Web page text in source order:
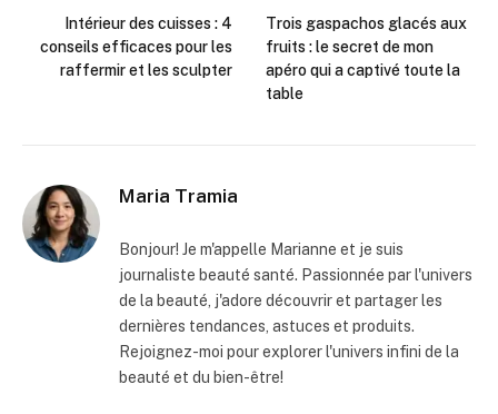
Intérieur des cuisses : 4
conseils efficaces pour les
raffermir et les sculpter
Trois gaspachos glacés aux
fruits : le secret de mon
apéro qui a captivé toute la
table
Maria Tramia
Bonjour! Je m'appelle Marianne et je suis
journaliste beauté santé. Passionnée par l'univers
de la beauté, j'adore découvrir et partager les
dernières tendances, astuces et produits.
Rejoignez-moi pour explorer l'univers infini de la
beauté et du bien-être!